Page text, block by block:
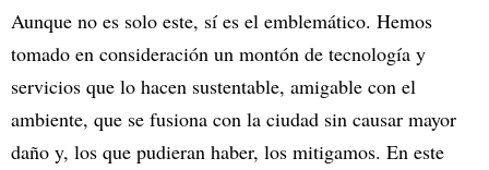
Aunque no es solo este, sí es el emblemático. Hemos
tomado en consideración un montón de tecnología y
servicios que lo hacen sustentable, amigable con el
ambiente, que se fusiona con la ciudad sin causar mayor
daño y, los que pudieran haber, los mitigamos. En este